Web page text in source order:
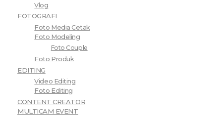
Vlog
FOTOGRAFI
Foto Media Cetak
Foto Modeling
Foto Couple
Foto Produk
EDITING
Video Editing
Foto Editing
CONTENT CREATOR
MULTICAM EVENT